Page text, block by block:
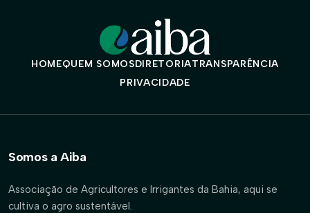
HOMEQUEM SOMOSDIRETORIATRANSPARÊNCIA
PRIVACIDADE
Somos a Aiba
Associação de Agricultores e Irrigantes da Bahia, aqui se
cultiva o agro sustentável.